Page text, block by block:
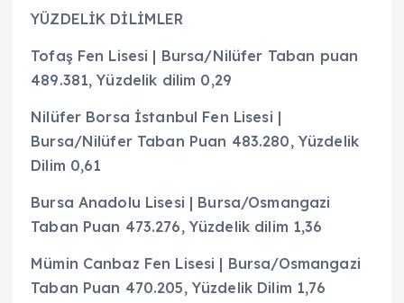
YÜZDELİK DİLİMLER
Tofaş Fen Lisesi | Bursa/Nilüfer Taban puan
489.381, Yüzdelik dilim 0,29
Nilüfer Borsa İstanbul Fen Lisesi |
Bursa/Nilüfer Taban Puan 483.280, Yüzdelik
Dilim 0,61
Bursa Anadolu Lisesi | Bursa/Osmangazi
Taban Puan 473.276, Yüzdelik dilim 1,36
Mümin Canbaz Fen Lisesi | Bursa/Osmangazi
Taban Puan 470.205, Yüzdelik Dilim 1,76